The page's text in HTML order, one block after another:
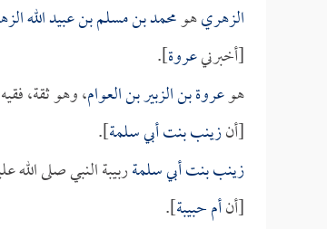
الزهريهومحمد بن مسلم بن عبيد الله
[أخبرنيعروة].
هوعروة بن الزبير بن العوام، وهو ثقة،
[أنزينب بنت أبي سلمة].
زينب بنت أبي سلمةربيبة النبي صلى
[أنأم حبيبة].